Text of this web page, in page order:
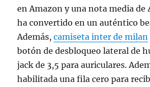
en Amazon y una nota media de
ha convertido en un auténtico
Además,camiseta inter de milan
botón de desbloqueo lateral de
jack de 3,5 para auriculares.
habilitada una fila cero para